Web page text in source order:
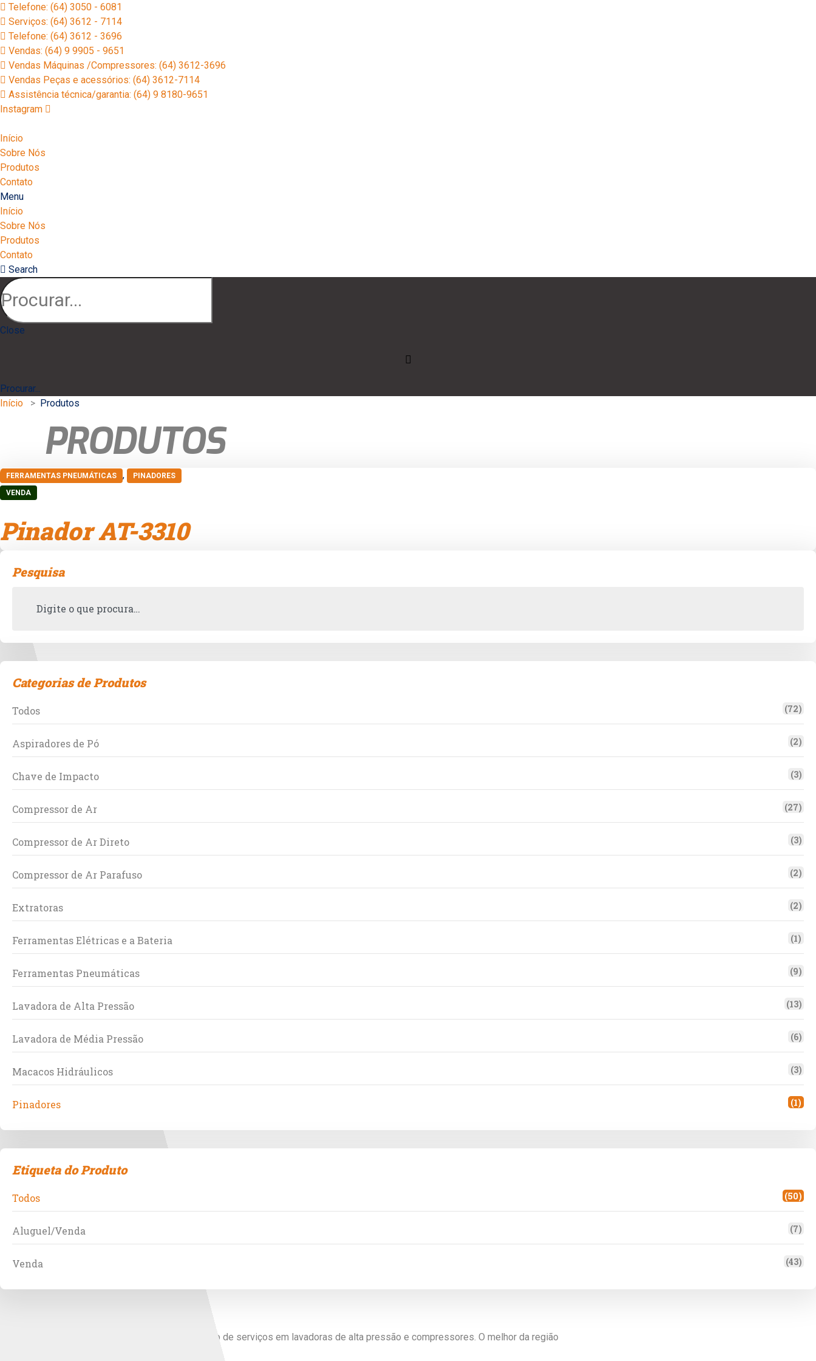
Telefone: (64) 3050 - 6081
Serviços: (64) 3612 - 7114
Telefone: (64) 3612 - 3696
Vendas: (64) 9 9905 - 9651
Vendas Máquinas /Compressores: (64) 3612-3696
Vendas Peças e acessórios: (64) 3612-7114
Assistência técnica/garantia: (64) 9 8180-9651
Instagram
Início
Sobre Nós
Produtos
Contato
Menu
Início
Sobre Nós
Produtos
Contato
Search
Close
Procurar...
Início
> Produtos
PRODUTOS
FERRAMENTAS PNEUMÁTICAS ,
PINADORES
VENDA
Pinador AT-3310
Pesquisa
Categorias de Produtos
Todos (72)
Aspiradores de Pó (2)
Chave de Impacto (3)
Compressor de Ar (27)
Compressor de Ar Direto (3)
Compressor de Ar Parafuso (2)
Extratoras (2)
Ferramentas Elétricas e a Bateria (1)
Ferramentas Pneumáticas (9)
Lavadora de Alta Pressão (13)
Lavadora de Média Pressão (6)
Macacos Hidráulicos (3)
Pinadores (1)
Etiqueta do Produto
Todos (50)
Aluguel/Venda (7)
Venda (43)
Há mais de 30 anos no ramo de vendas e prestação de serviços em lavadoras de alta pressão e compressores. O melhor da região